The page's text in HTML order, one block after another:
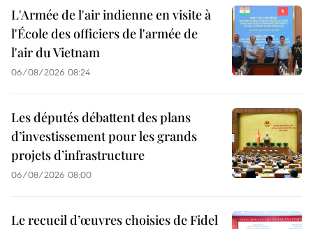
L'Armée de l'air indienne en visite à
l'École des officiers de l'armée de
l'air du Vietnam
06/08/2026 08:24
Les députés débattent des plans
d’investissement pour les grands
projets d’infrastructure
06/08/2026 08:00
Le recueil d’œuvres choisies de Fidel